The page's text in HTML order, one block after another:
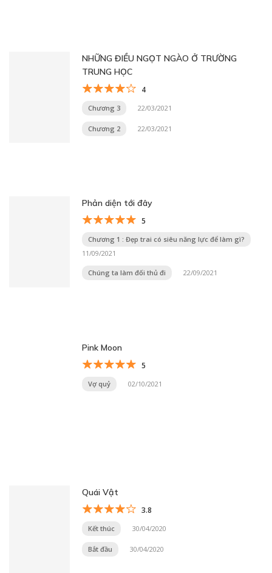
NHỮNG ĐIỀU NGỌT NGÀO Ở TRƯỜNG
TRUNG HỌC
4
Chương 3 22/03/2021
Chương 2 22/03/2021
Phản diện tới đây
5
Chương 1 : Đẹp trai có siêu năng lực để làm gì?
11/09/2021
Chúng ta làm đối thủ đi 22/09/2021
Pink Moon
5
Vợ quỷ 02/10/2021
Quái Vật
3.8
Kết thúc 30/04/2020
Bắt đầu 30/04/2020